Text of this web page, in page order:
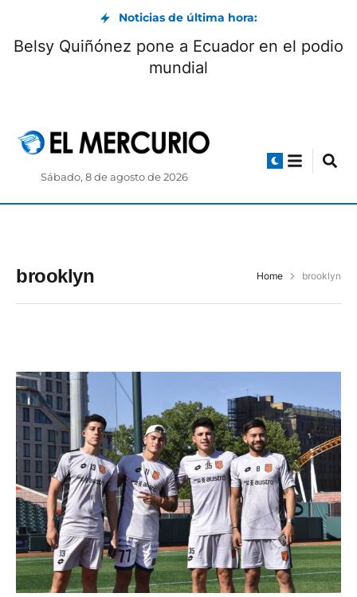
Noticias de última hora:
Belsy Quiñónez pone a Ecuador en el podio
mundial
Sábado, 8 de agosto de 2026
brooklyn Home brooklyn